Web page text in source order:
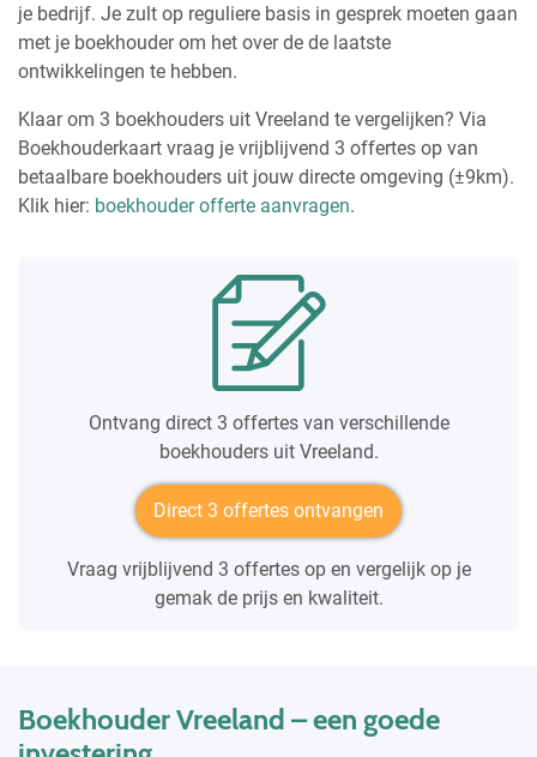
je bedrijf. Je zult op reguliere basis in gesprek moeten gaan
met je boekhouder om het over de de laatste
ontwikkelingen te hebben.
Klaar om 3 boekhouders uit Vreeland te vergelijken? Via
Boekhouderkaart vraag je vrijblijvend 3 offertes op van
betaalbare boekhouders uit jouw directe omgeving (±9km).
Klik hier: boekhouder offerte aanvragen.
Ontvang direct 3 offertes van verschillende
boekhouders uit Vreeland.
Direct 3 offertes ontvangen
Vraag vrijblijvend 3 offertes op en vergelijk op je
gemak de prijs en kwaliteit.
Boekhouder Vreeland – een goede